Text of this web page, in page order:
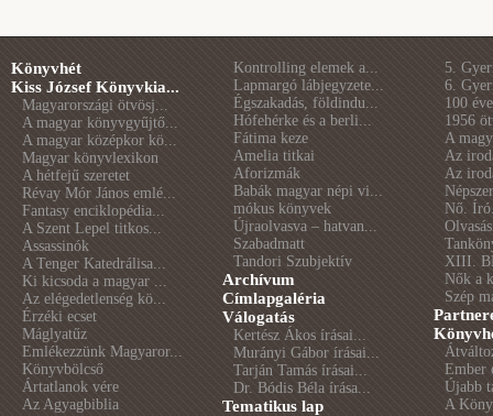
Könyvhét
Kiss József Könyvkia...
Magyarországi ötvösj...
A magyar könyvgyűjtő...
A magyar középkor kö...
Magyar könyvlexikon
A hétfejű szeretet
Révay Mór János emlé...
Fantasy enciklopédia...
A Szent Lepel titkos...
Assassinók
A Tenger Katedrálisa...
Ki kicsoda a magyar ...
Az elégedetlenség kö...
Érzéki ecset
Máglyatűz
Emlékezzünk Magyaror...
Könyvbölcső
Ártatlanok vére
Az Agyagbiblia
Kontrolling elemek a...
Lapmargó lábjegyzete...
Égszakadás, földindu...
Hófehérke és a berli...
Fátima keze
Amelia titkai
Aforizmák
Babák magyar népi vi...
mókus könyvek
Újraolvasva – hatvan...
Szabadmatt
Tandori Szubjektív
Archívum
Címlapgaléria
Válogatás
Kertész Ákos írásai...
Murányi Gábor írásai...
Tarján Tamás írásai...
Dr. Bódis Béla írása...
Tematikus lap
5.
6.
100
1956
A
Az
Az
Nő.
XIII.
Nők a
Szép
Ember
Újabb
A